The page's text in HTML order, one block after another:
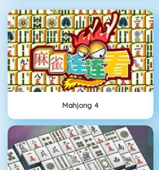
Mahjong 4